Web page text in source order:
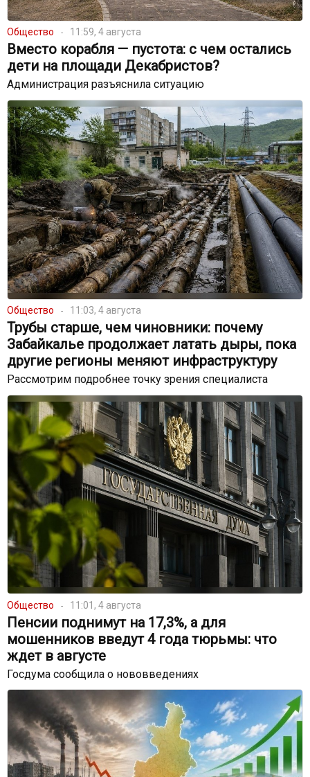
Общество 11:59, 4 августа
Вместо корабля — пустота: с чем остались
дети на площади Декабристов?
Администрация разъяснила ситуацию
Общество 11:03, 4 августа
Трубы старше, чем чиновники: почему
Забайкалье продолжает латать дыры, пока
другие регионы меняют инфраструктуру
Рассмотрим подробнее точку зрения специалиста
Общество 11:01, 4 августа
Пенсии поднимут на 17,3%, а для
мошенников введут 4 года тюрьмы: что
ждет в августе
Госдума сообщила о нововведениях